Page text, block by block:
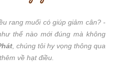
rang muối có giúp giảm cân? -
thế nào mới đúng mà không
, chúng tôi hy vọng thông qua
về hạt điều.